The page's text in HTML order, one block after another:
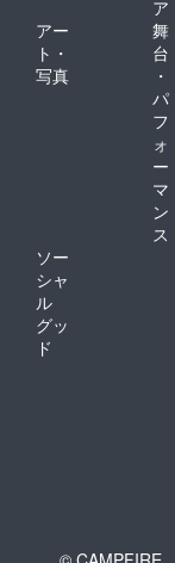
ア
アー
ト・
写真
舞
台
・
パ
フ
ォ
ー
マ
ン
ス
ソー
シャ
ル
グッ
ド